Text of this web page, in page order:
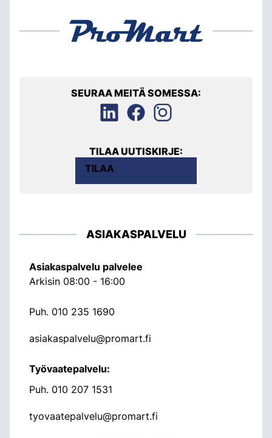
SEURAA MEITÄ SOMESSA:
TILAA UUTISKIRJE:
TILAA
ASIAKASPALVELU
Asiakaspalvelu palvelee
Arkisin 08:00 - 16:00
Puh. 010 235 1690
asiakaspalvelu@promart.fi
Työvaatepalvelu:
Puh. 010 207 1531
tyovaatepalvelu@promart.fi